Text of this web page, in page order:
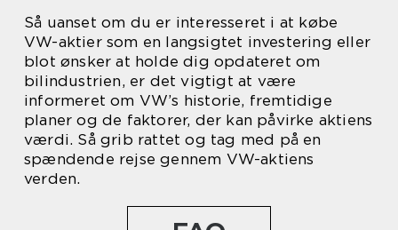
Så uanset om du er interesseret i at købe
VW-aktier som en langsigtet investering eller
blot ønsker at holde dig opdateret om
bilindustrien, er det vigtigt at være
informeret om VW’s historie, fremtidige
planer og de faktorer, der kan påvirke aktiens
værdi. Så grib rattet og tag med på en
spændende rejse gennem VW-aktiens
verden.